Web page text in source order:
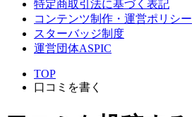
特定商取引法に基づく表記
コンテンツ制作・運営ポリシー
スターバッジ制度
運営団体ASPIC
TOP
口コミを書く